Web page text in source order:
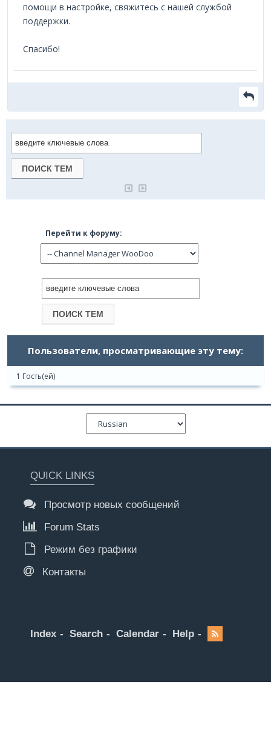
помощи в настройке, свяжитесь с нашей службой
поддержки.
Спасибо!
Перейти к форуму:
Пользователи, просматривающие эту тему:
1 Гость(ей)
QUICK LINKS
Просмотр новых сообщений
Forum Stats
Режим без графики
Контакты
Index Search Calendar Help